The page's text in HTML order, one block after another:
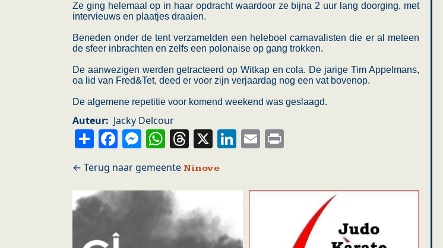
Ze ging helemaal op in haar opdracht waardoor ze bijna 2 uur lang doorging, met
intervieuws en plaatjes draaien.
Beneden onder de tent verzamelden een heleboel carnavalisten die er al meteen
de sfeer inbrachten en zelfs een polonaise op gang trokken.
De aanwezigen werden getracteerd op Witkap en cola. De jarige Tim Appelmans,
oa lid van Fred&Tet, deed er voor zijn verjaardag nog een vat bovenop.
De algemene repetitie voor komend weekend was geslaagd.
Auteur Jacky Delcour
ShareFacebook
Messenger
WhatsApp
Threads
X LinkedIn
Email
Ninove